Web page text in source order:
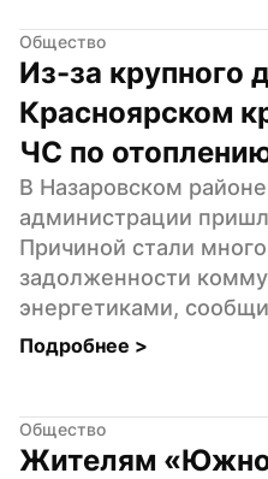
Общество
Из-за крупного
Красноярском
ЧС по
В Назаровском
администрации
Причиной стали
задолженности
энергетиками,
Подробнее >
Общество
Жителям